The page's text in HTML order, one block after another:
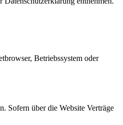
Betriebssystem oder
Sofern über die Website Verträge